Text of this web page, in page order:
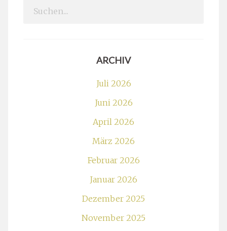
Search
ARCHIV
Juli 2026
Juni 2026
April 2026
März 2026
Februar 2026
Januar 2026
Dezember 2025
November 2025